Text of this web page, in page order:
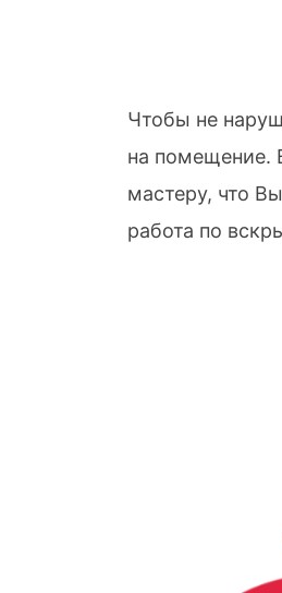
Чтобы не
на помещение.
мастеру, что
работа по